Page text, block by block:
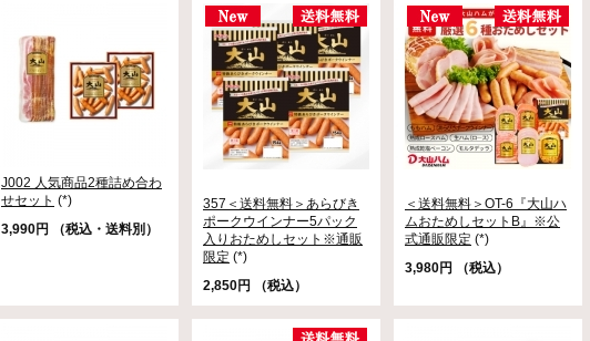
J002 人気商品2種詰め合わ
せセット (*)
3,990円 （税込・送料別）
357＜送料無料＞あらびき
ポークウインナー5パック
入りおためしセット※通販
限定 (*)
2,850円 （税込）
＜送料無料＞OT-6『大山ハ
ムおためしセットB』※公
式通販限定 (*)
3,980円 （税込）